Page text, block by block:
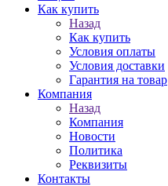
Как купить
Назад
Как купить
Условия оплаты
Условия доставки
Гарантия на товар
Компания
Назад
Компания
Новости
Политика
Реквизиты
Контакты